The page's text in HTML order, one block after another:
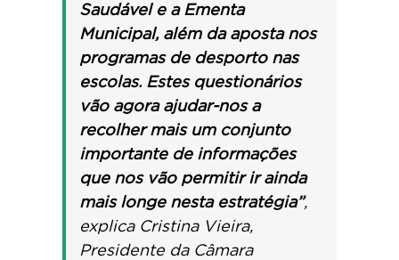
Saudável e a Ementa
Municipal, além da aposta nos
programas de desporto nas
escolas. Estes questionários
vão agora ajudar-nos a
recolher mais um conjunto
importante de informações
que nos vão permitir ir ainda
mais longe nesta estratégia”,
explica Cristina Vieira,
Presidente da Câmara